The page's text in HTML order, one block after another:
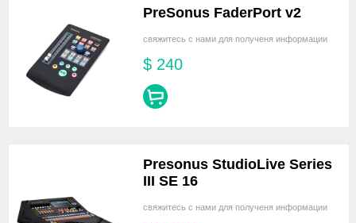
PreSonus FaderPort v2
свяжитесь с нами для полученя информации
$ 240
Presonus StudioLive Series
III SE 16
свяжитесь с нами для полученя информации